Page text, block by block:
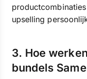
upselling
3. Hoe
bundels